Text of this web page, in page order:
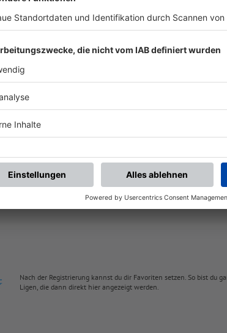
DEN BFV-WHATSAPP-
Nach der Registrierung kannst du dir Favoriten setzen. So bist du
Ligen, die dann direkt hier angezeigt werden.